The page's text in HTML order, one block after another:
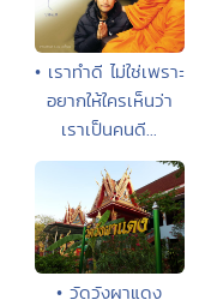
• เราทำดี ไม่ใช่เพราะ
อยากให้ใครเห็นว่า
เราเป็นคนดี...
• วัดวังผาแดง